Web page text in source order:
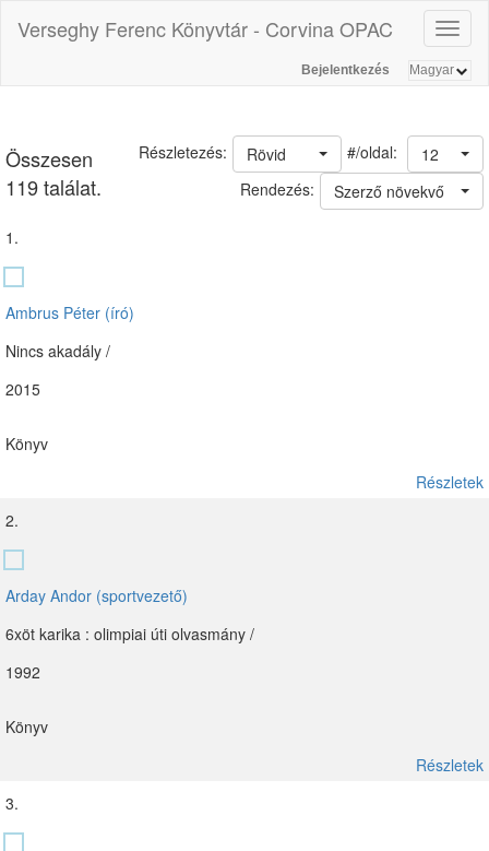
Verseghy Ferenc Könyvtár - Corvina OPAC
Bejelentkezés
Összesen
119 találat.
#/oldal: 12
Rövid
Részletezés:
Rendezés:
Szerző növekvő
1.
Ambrus Péter (író)
Nincs akadály /
2015
Könyv
Részletek
2.
Arday Andor (sportvezető)
6xöt karika : olimpiai úti olvasmány /
1992
Könyv
Részletek
3.